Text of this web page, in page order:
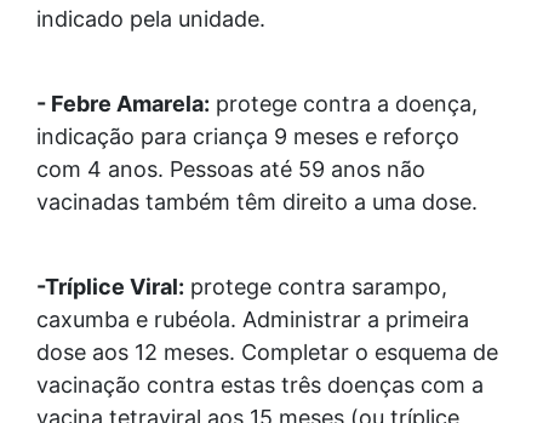
indicado pela unidade.
- Febre Amarela: protege contra a doença,
indicação para criança 9 meses e reforço
com 4 anos. Pessoas até 59 anos não
vacinadas também têm direito a uma dose.
-Tríplice Viral: protege contra sarampo,
caxumba e rubéola. Administrar a primeira
dose aos 12 meses. Completar o esquema de
vacinação contra estas três doenças com a
vacina tetraviral aos 15 meses (ou tríplice